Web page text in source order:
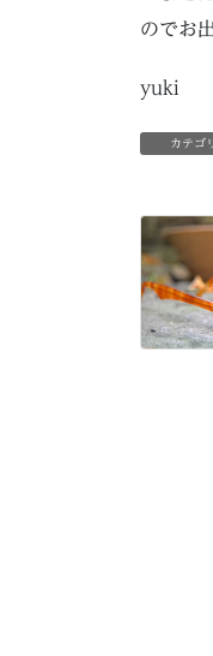
のでお
yuki
カテゴ